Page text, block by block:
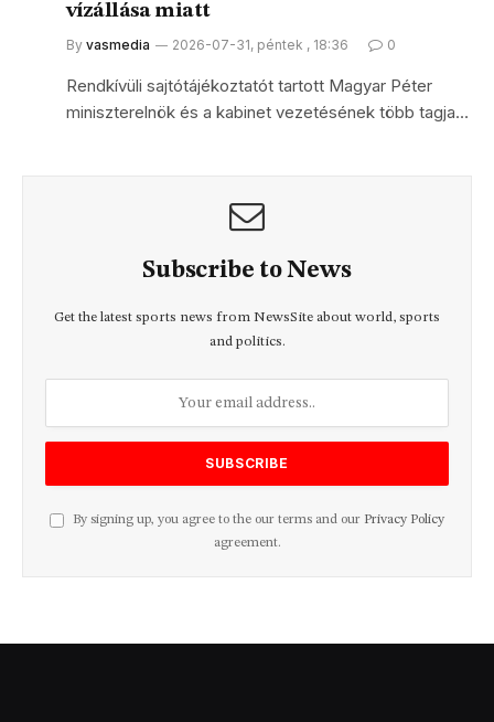
vízállása miatt
By vasmedia 2026-07-31, péntek , 18:36 0
Rendkívüli sajtótájékoztatót tartott Magyar Péter
miniszterelnök és a kabinet vezetésének több tagja…
Subscribe to News
Get the latest sports news from NewsSite about world, sports
and politics.
By signing up, you agree to the our terms and our Privacy Policy
agreement.